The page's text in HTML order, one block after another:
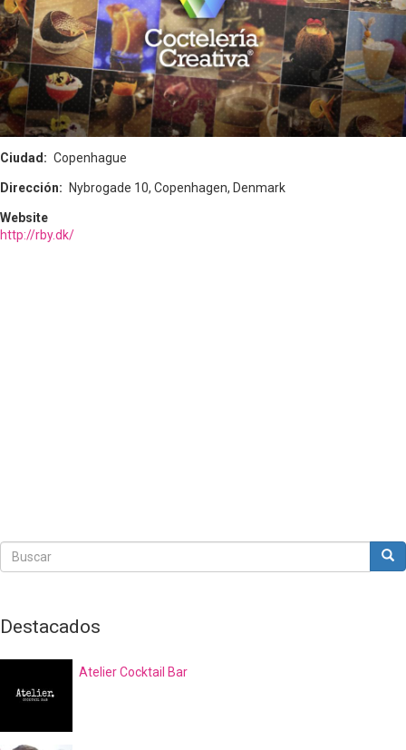
Ciudad Copenhague
Dirección Nybrogade 10, Copenhagen, Denmark
Website
http://rby.dk/
Buscar
Buscar
Destacados
Atelier Cocktail Bar